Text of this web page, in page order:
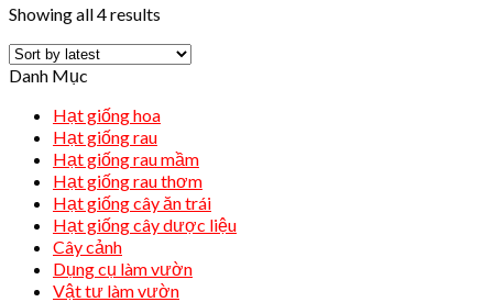
Showing all 4 results
Danh Mục
Hạt giống hoa
Hạt giống rau
Hạt giống rau mầm
Hạt giống rau thơm
Hạt giống cây ăn trái
Hạt giống cây dược liệu
Cây cảnh
Dụng cụ làm vườn
Vật tư làm vườn